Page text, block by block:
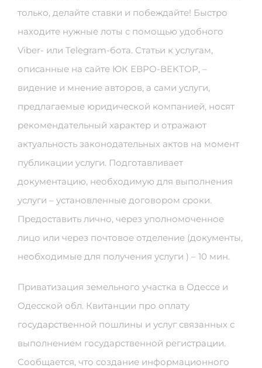
только, делайте ставки и побеждайте! Быстро
находите нужные лоты с помощью удобного
Viber- или Telegram-бота. Статьи к услугам,
описанные на сайте ЮК ЕВРО-ВЕКТОР, –
видение и мнение авторов, а сами услуги,
предлагаемые юридической компанией, носят
рекомендательный характер и отражают
актуальность законодательных актов на момент
публикации услуги. Подготавливает
документацию, необходимую для выполнения
услуги – установленные договором сроки.
Предоставить лично, через уполномоченное
лицо или через почтовое отделение (документы,
необходимые для получения услуги ) – 10 мин.
Приватизация земельного участка в Одессе и
Одесской обл. Квитанции про оплату
государственной пошлины и услуг связанных с
выполнением государственной регистрации.
Сообщается, что создание информационного